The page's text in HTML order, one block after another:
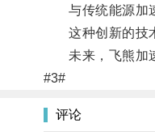
与传统能源加速
这种创新的技术
未来，飞熊加速
#3#
评论